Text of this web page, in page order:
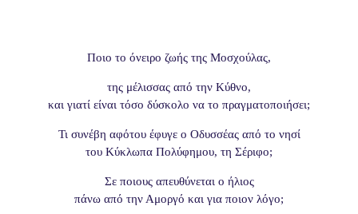
Ποιο το όνειρο ζωής της Μοσχούλας,
της μέλισσας από την Κύθνο,
και γιατί είναι τόσο δύσκολο να το πραγματοποιήσει;
Τι συνέβη αφότου έφυγε ο Οδυσσέας από το νησί
του Κύκλωπα Πολύφημου, τη Σέριφο;
Σε ποιους απευθύνεται ο ήλιος
πάνω από την Αμοργό και για ποιον λόγο;